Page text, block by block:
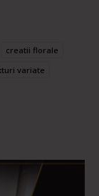
creatii florale
variate